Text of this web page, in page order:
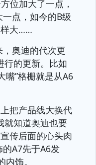
位加大了一点，
点，如今的B级
样大……
奥迪的代次更
行的更新。比如
嘴”格栅就是从A6
把产品线大换代
就知道奥迪也要
传后面的心头肉
的A7先于A6发
饰。